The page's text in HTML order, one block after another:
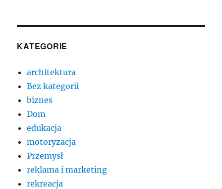
KATEGORIE
architektura
Bez kategorii
biznes
Dom
edukacja
motoryzacja
Przemysł
reklama i marketing
rekreacja